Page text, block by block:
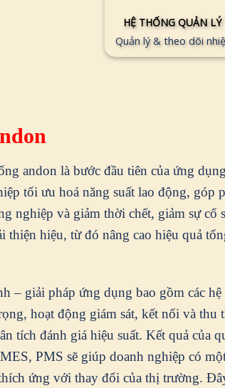
HỆ THỐNG QUẢN
Quản lý & theo dõi
andon là bước đầu tiên của ứng
tối ưu hoá năng suất lao động, góp
nghiệp và giảm thời chết, giảm sự cố
thiện hiệu, từ đó nâng cao hiệu quả
– giải pháp ứng dụng bao gồm các
hoạt động giám sát, kết nối và thu
tích đánh giá hiệu suất. Kết quả
PMS sẽ giúp doanh nghiệp có
ứng với thay đổi của thị trường.